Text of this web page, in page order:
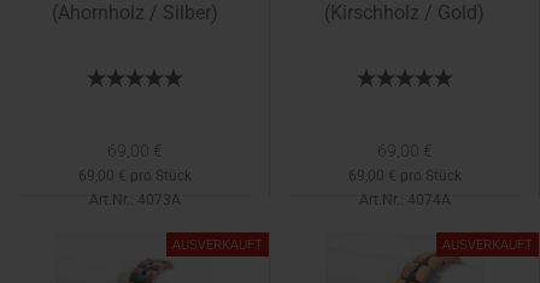
(Ahornholz / Silber)
69,00 €
69,00 € pro Stück
Art.Nr.: 4073A
1-2 Tage
(Kirschholz / Gold)
69,00 €
69,00 € pro Stück
Art.Nr.: 4074A
1-2 Tage
AUSVERKAUFT AUSVERKAUFT